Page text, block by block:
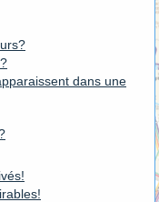
dans une